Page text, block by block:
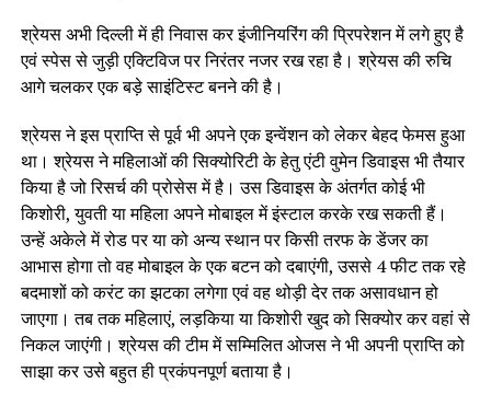
श्रेयस अभी दिल्ली में ही निवास कर इंजीनियरिंग की प्रिपरेशन में लगे हुए है
एवं स्पेस से जुड़ी एक्टिविज पर निरंतर नजर रख रहा है। श्रेयस की रुचि
आगे चलकर एक बड़े साइंटिस्ट बनने की है।
श्रेयस ने इस प्राप्ति से पूर्व भी अपने एक इन्वेंशन को लेकर बेहद फेमस हुआ
था। श्रेयस ने महिलाओं की सिक्योरिटी के हेतु एंटी वुमेन डिवाइस भी तैयार
किया है जो रिसर्च की प्रोसेस में है। उस डिवाइस के अंतर्गत कोई भी
किशोरी, युवती या महिला अपने मोबाइल में इंस्टाल करके रख सकती हैं।
उन्हें अकेले में रोड पर या को अन्य स्थान पर किसी तरफ के डेंजर का
आभास होगा तो वह मोबाइल के एक बटन को दबाएंगी, उससे 4 फीट तक रहे
बदमाशों को करंट का झटका लगेगा एवं वह थोड़ी देर तक असावधान हो
जाएगा। तब तक महिलाएं, लड़किया या किशोरी खुद को सिक्योर कर वहां से
निकल जाएंगी। श्रेयस की टीम में सम्मिलित ओजस ने भी अपनी प्राप्ति को
साझा कर उसे बहुत ही प्रकंपनपूर्ण बताया है।